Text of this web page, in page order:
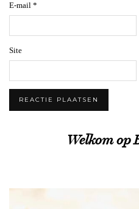
E-mail *
Site
Welkom op